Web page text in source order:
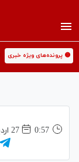
🟡 پرونده‌های ویژه خبری
0:57
27 ارديبهشت 1404